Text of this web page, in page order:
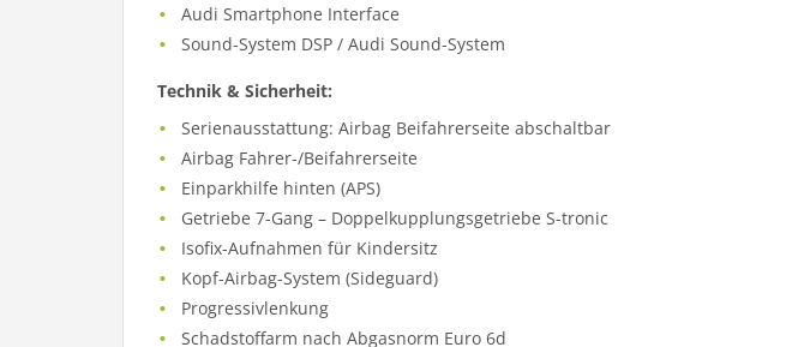
Audi Smartphone Interface
Sound-System DSP / Audi Sound-System
Technik & Sicherheit:
Serienausstattung: Airbag Beifahrerseite abschaltbar
Airbag Fahrer-/Beifahrerseite
Einparkhilfe hinten (APS)
Getriebe 7-Gang – Doppelkupplungsgetriebe S-tronic
Isofix-Aufnahmen für Kindersitz
Kopf-Airbag-System (Sideguard)
Progressivlenkung
Schadstoffarm nach Abgasnorm Euro 6d